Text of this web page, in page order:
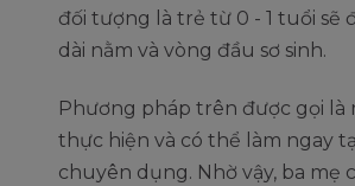
đối tượng là trẻ từ 0 - 1 tuổi sẽ
dài nằm và vòng đầu sơ sinh.
Phương pháp trên được gọi
thực hiện và có thể làm ngay
chuyên dụng. Nhờ vậy, ba